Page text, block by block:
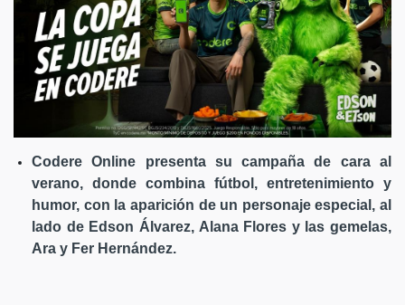
Codere Online presenta su campaña de cara al
verano, donde combina fútbol, entretenimiento y
humor, con la aparición de un personaje especial, al
lado de Edson Álvarez, Alana Flores y las gemelas,
Ara y Fer Hernández.